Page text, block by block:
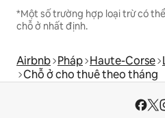
*Một số trường hợp loại trừ có
chỗ ở nhất định.
Airbnb Pháp Haute-Corse
Chỗ ở cho thuê theo tháng